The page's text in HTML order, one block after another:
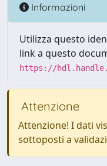
Informazioni
Utilizza questo
link a questo
https://
Attenzione
Attenzione! I dati
sottoposti a